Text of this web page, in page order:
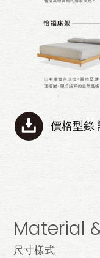
價格型錄
Material
尺寸樣式